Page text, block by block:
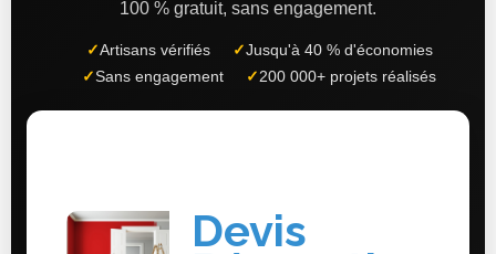
100 % gratuit, sans engagement.
✓Artisans vérifiés ✓Jusqu'à 40 % d'économies
✓Sans engagement ✓ 200 000+ projets réalisés